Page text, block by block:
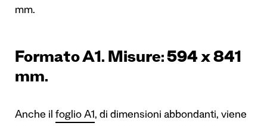
mm.
Formato A1. Misure: 594 x 841
mm.
Anche il foglio A1, di dimensioni abbondanti, viene